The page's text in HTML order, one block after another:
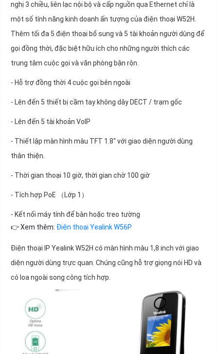
nghị 3 chiều, liên lạc nội bộ và cấp nguồn qua Ethernet chỉ là
một số tính năng kinh doanh ấn tượng của điện thoại W52H.
Thêm tối đa 5 điện thoại bổ sung và 5 tài khoản người dùng để
gọi đồng thời, đặc biệt hữu ích cho những người thích các
trung tâm cuộc gọi và văn phòng bận rộn.
- Hỗ trợ đồng thời 4 cuộc gọi bên ngoài
- Lên đến 5 thiết bị cầm tay không dây DECT / trạm gốc
- Lên đến 5 tài khoản VoIP
- Thiết lập màn hình màu TFT 1.8" với giao diện người dùng
thân thiện.
- Thời gian thoại 10 giờ, thời gian chờ 100 giờ
- Tích hợp PoE （Lớp 1）
- Kết nối máy tính để bàn hoặc treo tường
👉 Xem thêm: Điện thoại Yealink W56P
Điện thoại IP Yealink W52H có màn hình màu 1,8 inch với giao
diện người dùng trực quan. Chúng cũng hỗ trợ giọng nói HD và
có loa ngoài song công tích hợp.